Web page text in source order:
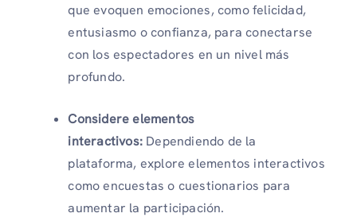
que evoquen emociones, como felicidad,
entusiasmo o confianza, para conectarse
con los espectadores en un nivel más
profundo.
Considere elementos
interactivos: Dependiendo de la
plataforma, explore elementos interactivos
como encuestas o cuestionarios para
aumentar la participación.